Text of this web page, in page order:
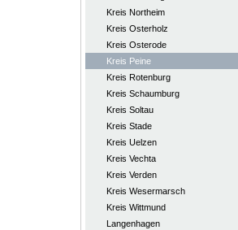
Kreis Northeim
Kreis Osterholz
Kreis Osterode
Kreis Peine
Kreis Rotenburg
Kreis Schaumburg
Kreis Soltau
Kreis Stade
Kreis Uelzen
Kreis Vechta
Kreis Verden
Kreis Wesermarsch
Kreis Wittmund
Langenhagen